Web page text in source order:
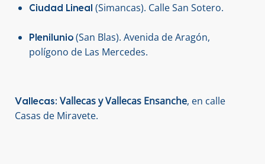
Ciudad Lineal (Simancas). Calle San Sotero.
Plenilunio (San Blas). Avenida de Aragón,
polígono de Las Mercedes.
Vallecas: Vallecas y Vallecas Ensanche, en calle
Casas de Miravete.